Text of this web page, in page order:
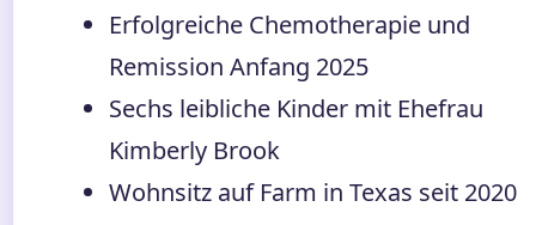
Erfolgreiche Chemotherapie und
Remission Anfang 2025
Sechs leibliche Kinder mit Ehefrau
Kimberly Brook
Wohnsitz auf Farm in Texas seit 2020